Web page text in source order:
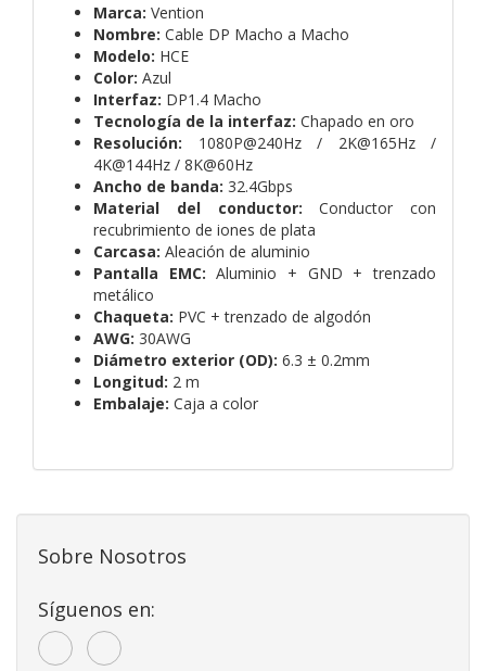
Marca: Vention
Nombre: Cable DP Macho a Macho
Modelo: HCE
Color: Azul
Interfaz: DP1.4 Macho
Tecnología de la interfaz: Chapado en oro
Resolución: 1080P@240Hz / 2K@165Hz /
4K@144Hz / 8K@60Hz
Ancho de banda: 32.4Gbps
Material del conductor: Conductor con
recubrimiento de iones de plata
Carcasa: Aleación de aluminio
Pantalla EMC: Aluminio + GND + trenzado
metálico
Chaqueta: PVC + trenzado de algodón
AWG: 30AWG
Diámetro exterior (OD): 6.3 ± 0.2mm
Longitud: 2 m
Embalaje: Caja a color
Sobre Nosotros
Síguenos en: